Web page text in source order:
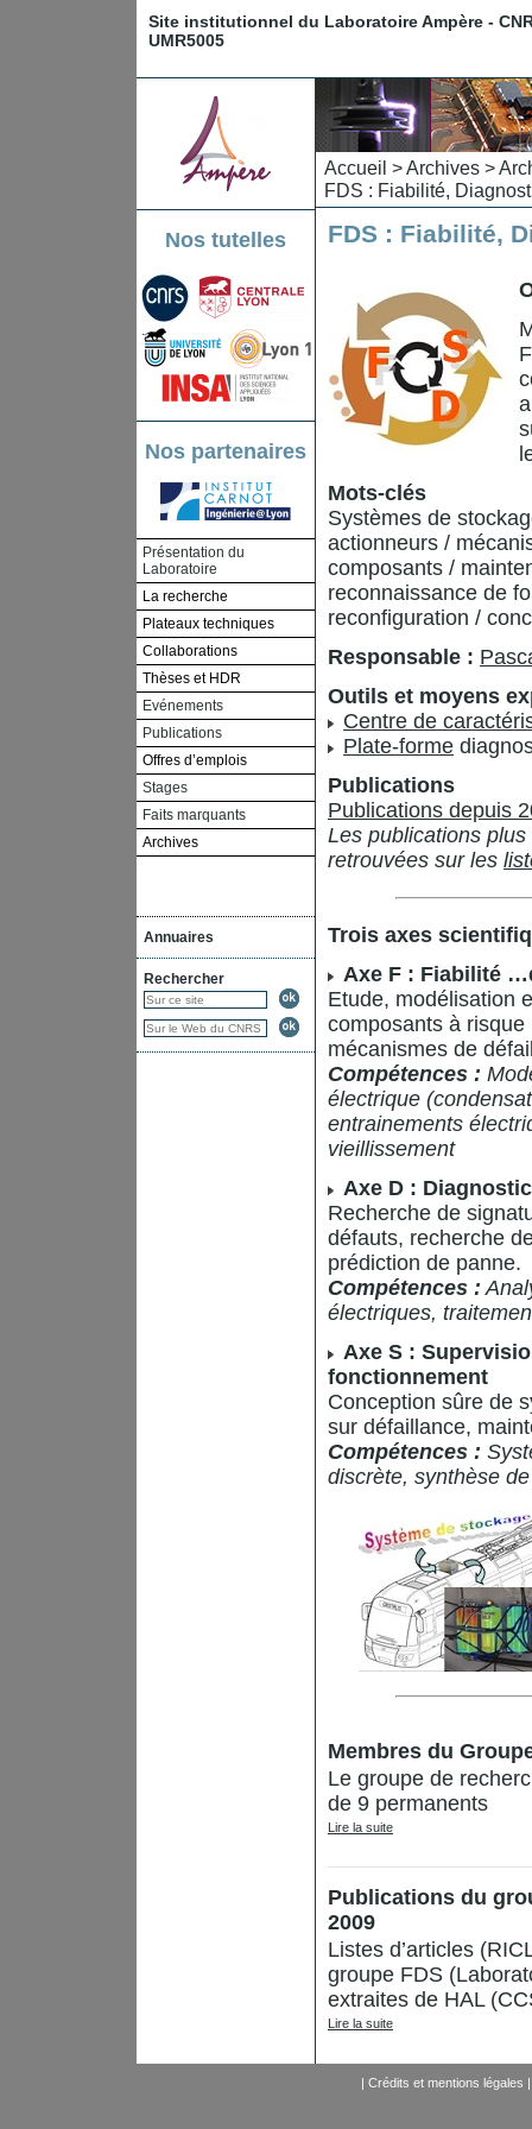
Site institutionnel du Laboratoire Ampère -
UMR5005
Nos tutelles
Nos partenaires
Présentation du
Laboratoire
La recherche
Plateaux techniques
Collaborations
Thèses et HDR
Evénements
Publications
Offres d’emplois
Stages
Faits marquants
Archives
Annuaires
Rechercher
Accueil >Archives >
FDS : Fiabilité,
FDS : Fiabilité,
Mots-clés
Systèmes de
actionneurs /
composants /
reconnaissance de
reconfiguration /
Responsable :
Outils et moyens
Centre de
Plate-forme
Publications
Publications depuis
Les publications
retrouvées sur les
Trois axes
Axe F : Fiabilité
Etude, modélisation
composants à
mécanismes de
Compétences :
électrique
entrainements
vieillissement
Axe D :
Recherche de
défauts, recherche
prédiction de panne.
Compétences :
électriques,
Axe S :
fonctionnement
Conception sûre de
sur défaillance,
Compétences :
discrète, synthèse
Membres du
Le groupe de
de 9 permanents
Lire la suite
Publications du
2009
Listes d’articles
groupe FDS
extraites de HAL
Lire la suite
| Crédits et mentions légales